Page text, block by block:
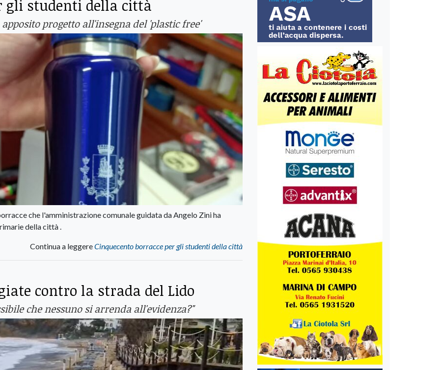
gli studenti della città
progetto all'insegna del 'plastic free'
che l'amministrazione comunale guidata da Angelo Zini ha
della città .
Continua a leggereCinquecento borracce per gli studenti della città
contro la strada del Lido
che nessuno si arrenda all'evidenza?"